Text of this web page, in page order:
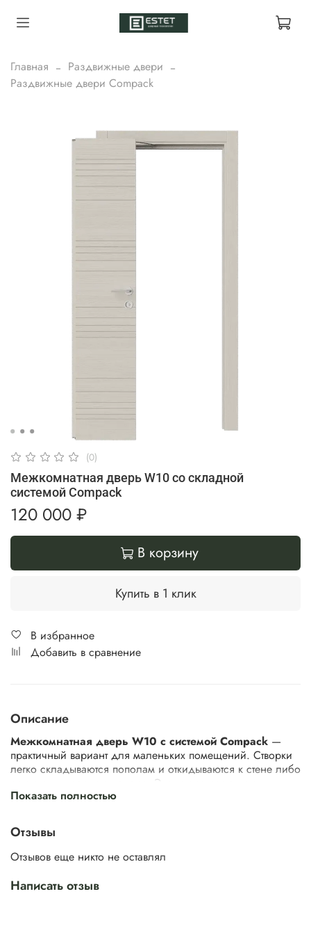
Главная
Раздвижные двери
Раздвижные двери Compack
(0)
Межкомнатная дверь W10 со складной
системой Compack
120 000 ₽
В корзину
Купить в 1 клик
В избранное
Добавить в сравнение
Описание
Межкомнатная дверь W10 с системой Compack —
практичный вариант для маленьких помещений. Створки
легко складываются пополам и откидываются к стене либо
остаются в дверном проеме. Экономия места при
открывании — 40%.
Система Compack способна гармонично вписаться в
любой интерьер. Это комбинация эргономичности и
широких возможностей в дизайне. Многообразие
отделок и цветовых решений позволяет создать
уникальное решение, которое усилит преимущества
Показать полностью
Отзывы
Отзывов еще никто не оставлял
Написать отзыв